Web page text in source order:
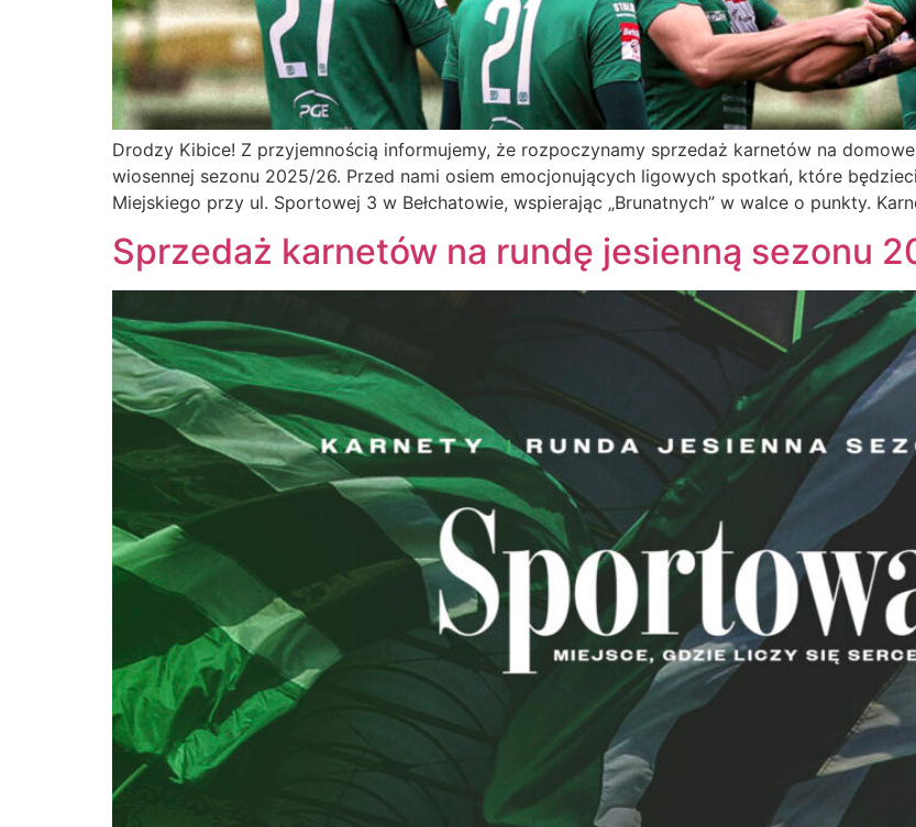
Drodzy Kibice! Z przyjemnością informujemy, że rozpoczynamy sprzedaż karnetów na domowe
wiosennej sezonu 2025/26. Przed nami osiem emocjonujących ligowych spotkań, które
Miejskiego przy ul. Sportowej 3 w Bełchatowie, wspierając „Brunatnych” w walce o punkty.
Sprzedaż karnetów na rundę jesienną sezonu